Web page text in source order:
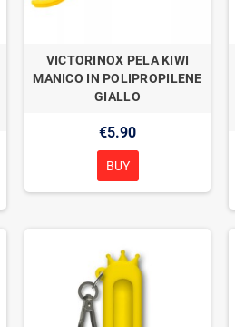
VICTORINOX PELA KIWI
MANICO IN POLIPROPILENE
GIALLO
€5.90
BUY